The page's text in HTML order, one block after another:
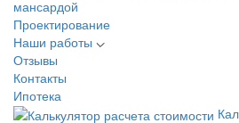
мансардой
Проектирование
Наши работы
Отзывы
Контакты
Ипотека